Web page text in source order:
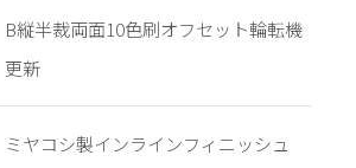
B縦半裁両面10色刷オフセット輪転機
更新
ミヤコシ製インラインフィニッシュ